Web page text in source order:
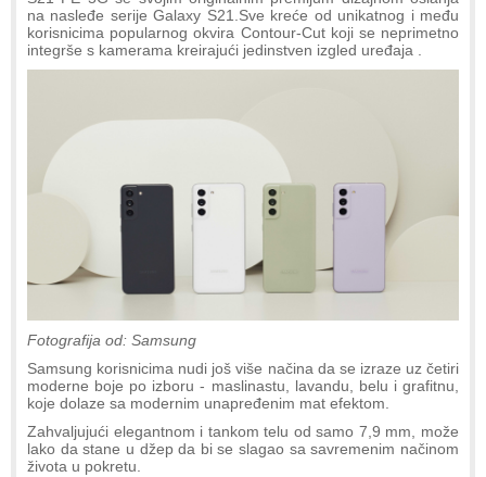
na nasleđe serije Galaxy S21.Sve kreće od unikatnog i među
korisnicima popularnog okvira Contour-Cut koji se neprimetno
integrše s kamerama kreirajući jedinstven izgled uređaja .
Fotografija od: Samsung
Samsung korisnicima nudi još više načina da se izraze uz četiri
moderne boje po izboru - maslinastu, lavandu, belu i grafitnu,
koje dolaze sa modernim unapređenim mat efektom.
Zahvaljujući elegantnom i tankom telu od samo 7,9 mm, može
lako da stane u džep da bi se slagao sa savremenim načinom
života u pokretu.